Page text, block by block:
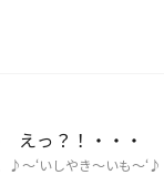
っ？！・・・
♪～‘いしやき～いも～